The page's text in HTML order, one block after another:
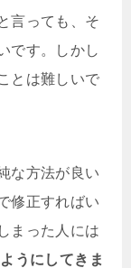
言っても、そ
です。しかし
とは難しいで
な方法が良い
修正すればい
まった人には
うにしてきま